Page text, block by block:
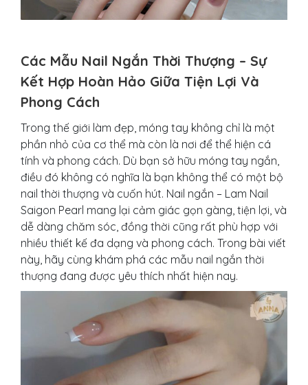
Các Mẫu Nail Ngắn Thời Thượng – Sự
Kết Hợp Hoàn Hảo Giữa Tiện Lợi Và
Phong Cách
Trong thế giới làm đẹp, móng tay không chỉ là một
phần nhỏ của cơ thể mà còn là nơi để thể hiện cá
tính và phong cách. Dù bạn sở hữu móng tay ngắn,
điều đó không có nghĩa là bạn không thể có một bộ
nail thời thượng và cuốn hút. Nail ngắn – Lam Nail
Saigon Pearl mang lại cảm giác gọn gàng, tiện lợi, và
dễ dàng chăm sóc, đồng thời cũng rất phù hợp với
nhiều thiết kế đa dạng và phong cách. Trong bài viết
này, hãy cùng khám phá các mẫu nail ngắn thời
thượng đang được yêu thích nhất hiện nay.